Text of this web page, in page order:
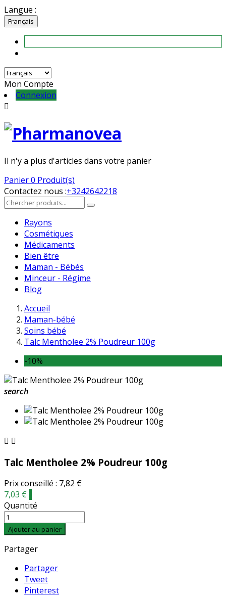
Langue :
Français
Mon Compte
Connexion

Il n'y a plus d'articles dans votre panier
Panier0 Produit(s)
Contactez nous :+3242642218
Rayons
Cosmétiques
Médicaments
Bien être
Maman - Bébés
Minceur - Régime
Blog
Accueil
Maman-bébé
Soins bébé
Talc Mentholee 2% Poudreur 100g
-10%
search
 
Talc Mentholee 2% Poudreur 100g
Prix conseillé : 7,82 €
7,03 €
Quantité
Ajouter au panier
Partager
Partager
Tweet
Pinterest